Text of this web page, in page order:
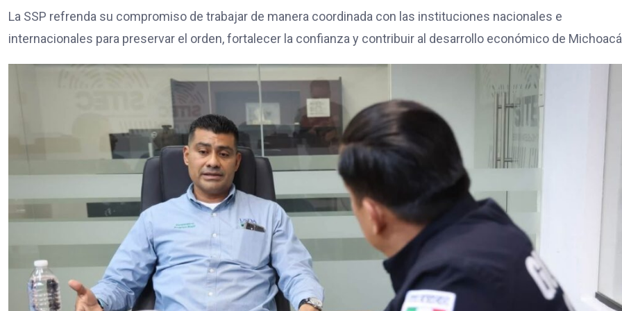
La SSP refrenda su compromiso de trabajar de manera coordinada con las instituciones nacionales e
internacionales para preservar el orden, fortalecer la confianza y contribuir al desarrollo económico de